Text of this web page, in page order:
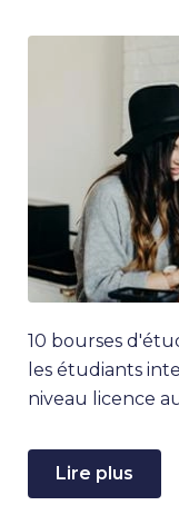
10 bourses
les étudiants
niveau licence
Lire plus